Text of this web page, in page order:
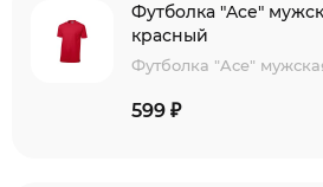
Футболка "Ace"
красный
Футболка "Ace"
599 ₽